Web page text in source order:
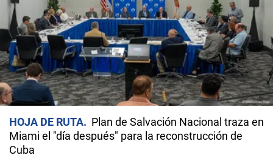
HOJA DE RUTA
Plan de Salvación Nacional traza en
Miami el "día después" para la reconstrucción de
Cuba